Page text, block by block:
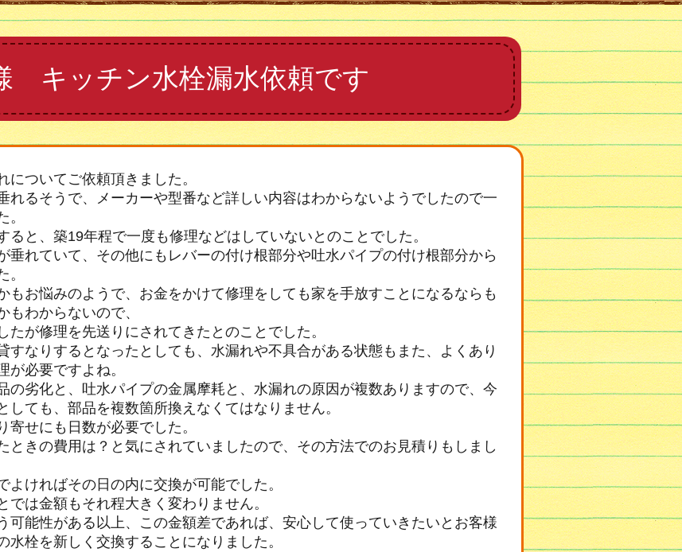
キッチン水栓漏水依頼です
ついてご依頼頂きました。
れるそうで、メーカーや型番など詳しい内容はわからないようでしたので一
。
と、築19年程で一度も修理などはしていないとのことでした。
垂れていて、その他にもレバーの付け根部分や吐水パイプの付け根部分から
。
もお悩みのようで、お金をかけて修理をしても家を手放すことになるならも
もわからないので、
が修理を先送りにされてきたとのことでした。
すなりするとなったとしても、水漏れや不具合がある状態もまた、よくあり
が必要ですよね。
の劣化と、吐水パイプの金属摩耗と、水漏れの原因が複数ありますので、今
ても、部品を複数箇所換えなくてはなりません。
寄せにも日数が必要でした。
ときの費用は？と気にされていましたので、その方法でのお見積りもしまし
ければその日の内に交換が可能でした。
は金額もそれ程大きく変わりません。
可能性がある以上、この金額差であれば、安心して使っていきたいとお客様
栓を新しく交換することになりました。